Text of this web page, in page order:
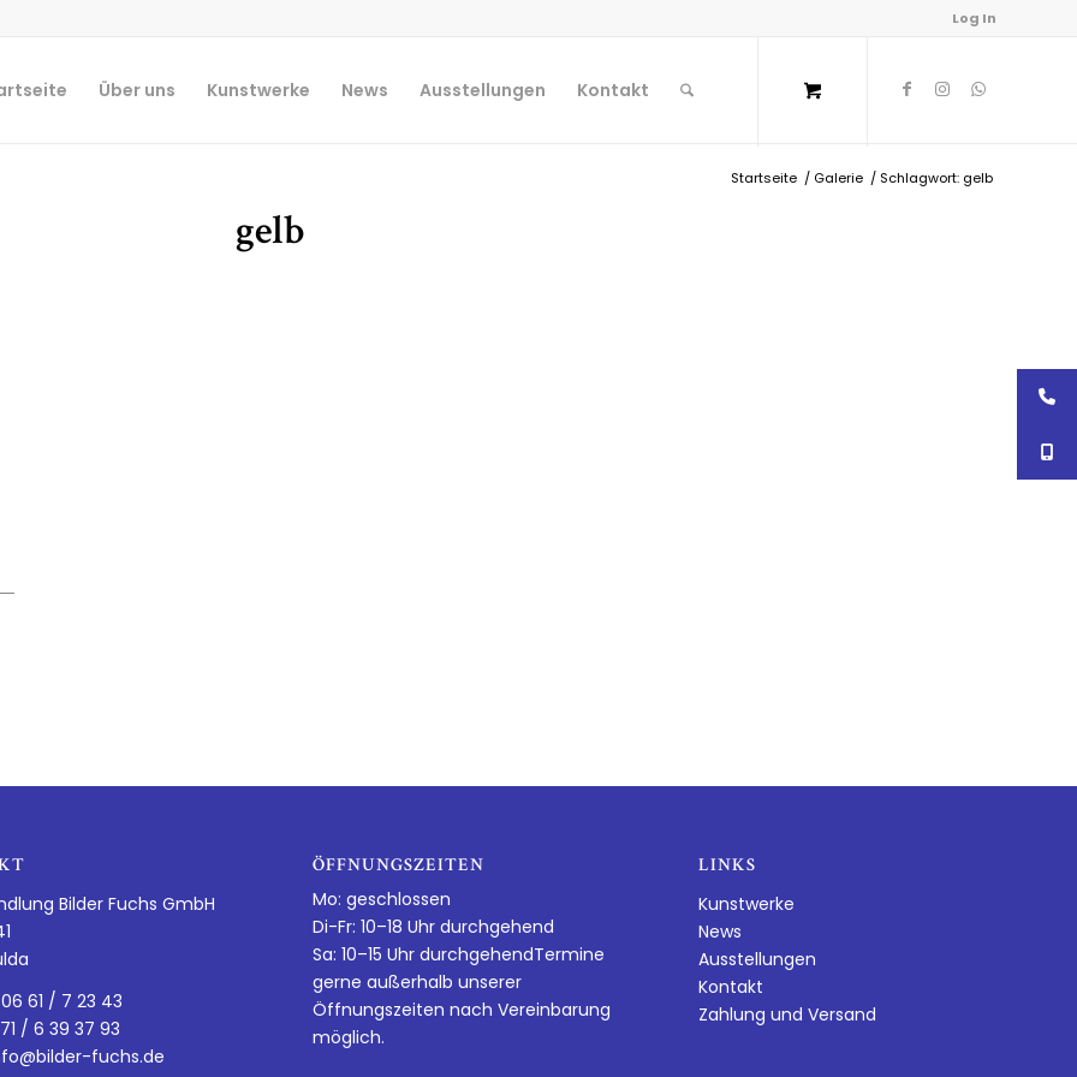
Log In
Über uns Kunstwerke News Ausstellungen Kontakt
Startseite / Galerie / Schlagwort: gelb
gelb
Bilder Fuchs GmbH
61 / 7 23 43
/ 6 39 37 93
fuchs.de
ÖFFNUNGSZEITEN
Mo: geschlossen
Di-Fr: 10–18 Uhr durchgehend
Sa: 10–15 Uhr durchgehendTermine
gerne außerhalb unserer
Öffnungszeiten nach Vereinbarung
möglich.
LINKS
Kunstwerke
News
Ausstellungen
Kontakt
Zahlung und Versand